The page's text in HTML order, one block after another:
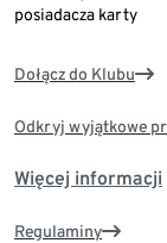
posiadacza karty
Dołącz do Klubu
Odkryj wyjątkowe
Więcej informacji
Regulaminy